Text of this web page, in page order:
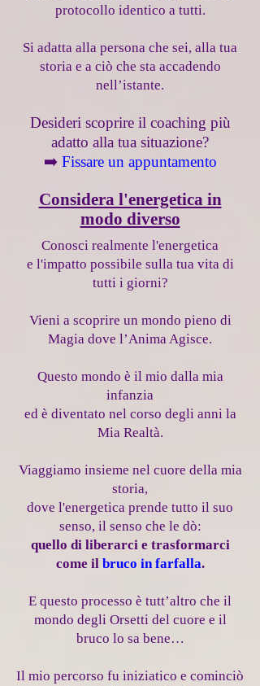
protocollo identico a tutti.
Si adatta alla persona che sei, alla tua
storia e a ciò che sta accadendo
nell’istante.
Desideri scoprire il coaching più
adatto alla tua situazione?
➡️ Fissare un appuntamento
Considera l'energetica in
modo diverso
Conosci realmente l'energetica
e l'impatto possibile sulla tua vita di
tutti i giorni?
Vieni a scoprire un mondo pieno di
Magia dove l’Anima Agisce.
Questo mondo è il mio dalla mia
infanzia
ed è diventato nel corso degli anni la
Mia Realtà.
Viaggiamo insieme nel cuore della mia
storia,
dove l'energetica prende tutto il suo
senso, il senso che le dò:
quello di liberarci e trasformarci
come il bruco in farfalla.
E questo processo è tutt’altro che il
mondo degli Orsetti del cuore e il
bruco lo sa bene…
Il mio percorso fu iniziatico e cominciò